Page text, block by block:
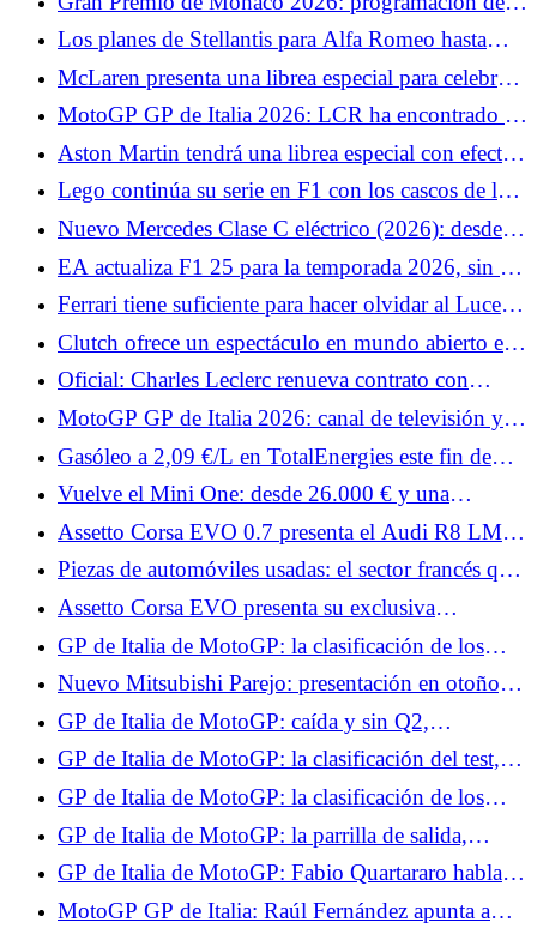
€/L en Francia
TV
Los planes de Stellantis para Alfa Romeo hasta
2030: un sustituto del Giuletta y un nuevo SUV
McLaren presenta una librea especial para celebrar
su milésimo Gran Premio en la F1.
MotoGP GP de Italia 2026: LCR ha encontrado el
sustituto de Johann Zarco, el equipo recurre a un
veterano
Aston Martin tendrá una librea especial con efecto
irisado para Mónaco
Lego continúa su serie en F1 con los cascos de los
pilotos de McLaren.
Nuevo Mercedes Clase C eléctrico (2026): desde
66.399 € en Francia, ¿precios elevados?
EA actualiza F1 25 para la temporada 2026, sin F1
26
Ferrari tiene suficiente para hacer olvidar al Luce:
estos nombres harán vibrar al F80, 12Cilindri y
296
Clutch ofrece un espectáculo en mundo abierto en
el sur de Francia.
Oficial: Charles Leclerc renueva contrato con
Ferrari más allá de 2030
MotoGP GP de Italia 2026: canal de televisión y
horarios de pruebas, Q2 de difícil acceso para
Quartararo
Gasóleo a 2,09 €/L en TotalEnergies este fin de
semana: arranca el sábado en 3.300 estaciones de
servicio
Vuelve el Mini One: desde 26.000 € y una
potencia de 122 CV
Assetto Corsa EVO 0.7 presenta el Audi R8 LMS,
el Datsun 240Z y dos Porsche.
Piezas de automóviles usadas: el sector francés que
reinventa la reparación de automóviles
Assetto Corsa EVO presenta su exclusiva
clasificación de seguridad.
GP de Italia de MotoGP: la clasificación de los
Libres 1, Quartararo muy lejos de los líderes,
Márquez empieza lento
Nuevo Mitsubishi Parejo: presentación en otoño, el
regreso oficial de una leyenda
GP de Italia de MotoGP: caída y sin Q2,
Quartararo decepcionado con su día en Mugello
GP de Italia de MotoGP: la clasificación del test,
no hay Q2 para Quartararo, funciona para Marc
Márquez
GP de Italia de MotoGP: la clasificación de los
entrenamientos libres 2, Quartararo sigue en
dificultades, Jorge Martín establece un récord
GP de Italia de MotoGP: la parrilla de salida,
ningún milagro para Quartararo, gran jugada de
Marc Márquez
GP de Italia de MotoGP: Fabio Quartararo habla
de la mediocridad de su Yamaha
MotoGP GP de Italia: Raúl Fernández apunta a